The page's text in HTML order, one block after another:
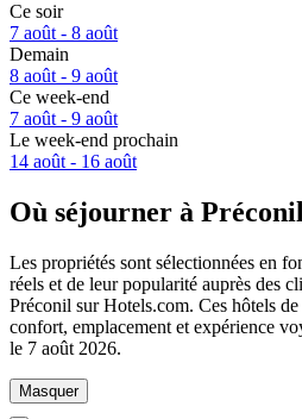
Ce soir
7 août - 8 août
Demain
8 août - 9 août
Ce week-end
7 août - 9 août
Le week-end prochain
14 août - 16 août
Où séjourner à
Les propriétés sont sélectionnées en
réels et de leur popularité auprès des
Préconil sur Hotels.com. Ces hôtels
confort, emplacement et expérience
le 7 août 2026.
Masquer